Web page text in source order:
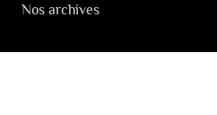
Nos archives